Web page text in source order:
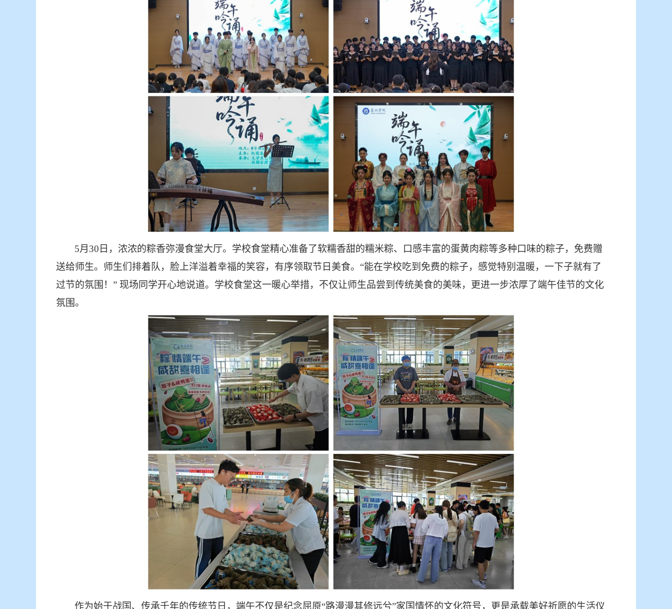
5月30日，浓浓的粽香弥漫食堂大厅。学校食堂精心准备了软糯香甜的糯米粽、口感丰富的蛋黄肉粽等多种口味的粽子，免费赠
送给师生。师生们排着队， 脸上洋溢着幸福的笑容，有序领取节日美食。 “能在学校吃到免费的粽子，感觉特别温暖，一下子就有了
过节的氛围！” 现场同学开心地说道。学校食堂这一暖心举措，不仅让师生品尝到传统美食的美味，更进一步浓厚了端午佳节的文化
氛围。
作为始于战国、传承千年的传统节日，端午不仅是纪念屈原“路漫漫其修远兮”家国情怀的文化符号，更是承载美好祈愿的生活仪